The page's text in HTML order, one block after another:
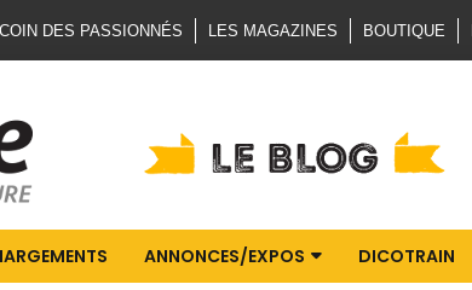
DES PASSIONNÉS LES MAGAZINES BOUTIQUE
ANNONCES/EXPOS DICOTRAIN